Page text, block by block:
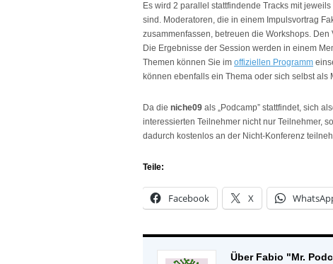
Es wird 2 parallel stattfindende Tracks mit jeweils
sind. Moderatoren, die in einem Impulsvortrag
zusammenfassen, betreuen die Workshops. Den
Die Ergebnisse der Session werden in einem
Themen können Sie im offiziellen Programm
können ebenfalls ein Thema oder sich selbst als
Da die niche09 als „Podcamp” stattfindet, sich
interessierten Teilnehmer nicht nur Teilnehmer,
dadurch kostenlos an der Nicht-Konferenz
Teile:
Facebook X
Über Fabio "Mr.